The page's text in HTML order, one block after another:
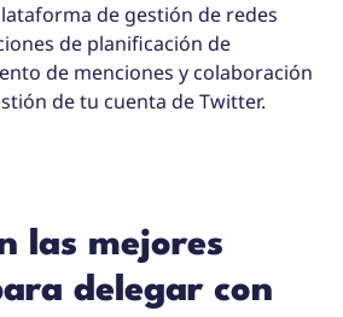
de gestión de redes
de planificación de
de menciones y colaboración
de tu cuenta de Twitter.
las mejores
delegar con